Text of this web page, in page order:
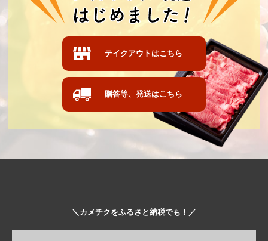
テイクアウトはこちら
贈答等、発送はこちら
＼カメチクをふるさと納税でも！／